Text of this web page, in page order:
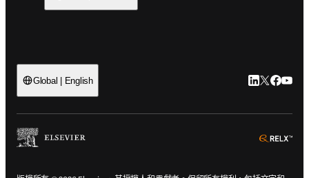
Global | English LinkedIn 打
Twitter 打